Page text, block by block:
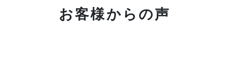
お客様からの声